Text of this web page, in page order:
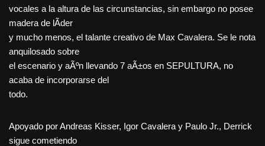
vocales a la altura de las circunstancias, sin embargo no posee
madera de lÃ­der
y mucho menos, el talante creativo de Max Cavalera. Se le nota
anquilosado sobre
el escenario y aÃºn llevando 7 aÃ±os en SEPULTURA, no
acaba de incorporarse del
todo.
Apoyado por Andreas Kisser, Igor Cavalera y Paulo Jr., Derrick
sigue cometiendo